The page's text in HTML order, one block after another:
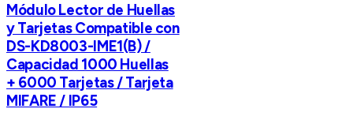
Módulo Lector de Huellas
y Tarjetas Compatible con
DS-KD8003-IME1(B) /
Capacidad 1000 Huellas
+ 6000 Tarjetas / Tarjeta
MIFARE / IP65